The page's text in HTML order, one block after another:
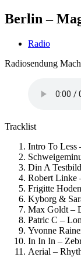
Berlin –
Radio
Radiosendung
Tracklist
Intro To Less
Din A
Robert Linke
Frigitte
Kyborg &
Max Goldt –
Patric C –
Yvonne
In In In –
Aerial –